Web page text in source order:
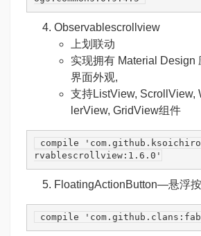
Observablescrollview
上划联动
实现拥有 Material Design
界面外观,
支持ListView, ScrollView,
lerView, GridView组件
compile
rvablescrollview:1.6.0'
FloatingActionButton—悬浮
compile